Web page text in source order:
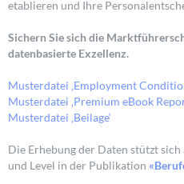
etablieren und Ihre
Sichern Sie sich die
datenbasierte Exzellenz.
Musterdatei ‚Employment
Musterdatei ‚Premium eBook
Musterdatei ‚Beilage‘
Die Erhebung der Daten stützt
und Level in der Publikation